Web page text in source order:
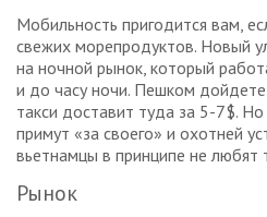
Мобильность пригодится вам,
свежих морепродуктов. Новый
на ночной рынок, который
и до часу ночи. Пешком дойдете
такси доставит туда за 5-7$.
примут «за своего» и охотней
вьетнамцы в принципе не любят
Рынок